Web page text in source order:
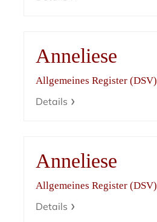
Anneliese
Allgemeines Register (DSV)
Details
Anneliese
Allgemeines Register (DSV)
Details